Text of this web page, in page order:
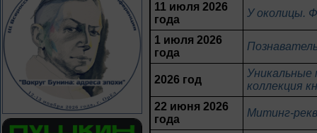
11 июля 2026
года
У околицы.
1 июля 2026
года
2026 год
Уникальные
коллекция
22 июня 2026
года
Митинг-